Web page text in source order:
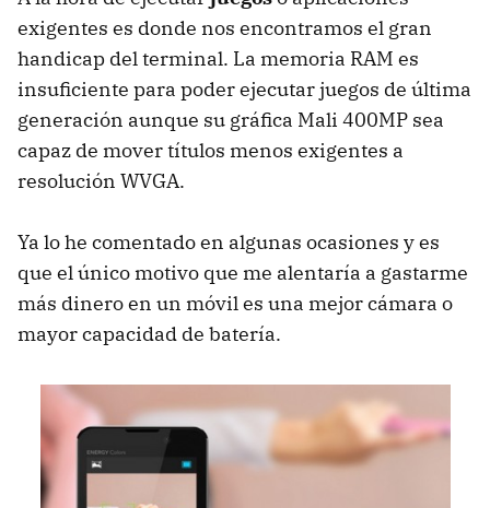
exigentes es donde nos encontramos el gran
handicap del terminal. La memoria RAM es
insuficiente para poder ejecutar juegos de última
generación aunque su gráfica Mali 400MP sea
capaz de mover títulos menos exigentes a
resolución WVGA.
Ya lo he comentado en algunas ocasiones y es
que el único motivo que me alentaría a gastarme
más dinero en un móvil es una mejor cámara o
mayor capacidad de batería.